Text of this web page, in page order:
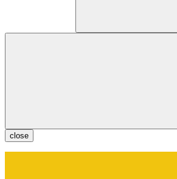
close